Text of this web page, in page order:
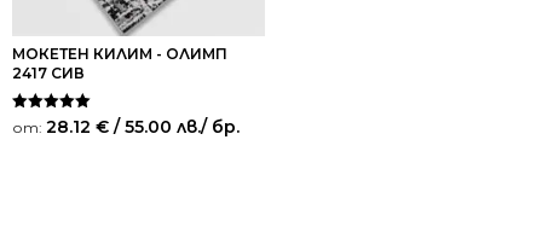
МОКЕТЕН КИЛИМ - ОЛИМП
2417 СИВ
Оценено на
5.00
от: 28.12 € / 55.00 лв./ бр.